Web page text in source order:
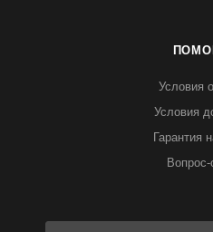
Условия
Условия
Гарантия
Вопрос-